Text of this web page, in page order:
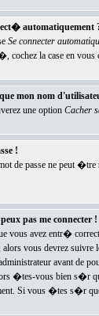
automatiquement
Se connecter
cochez la case en
mon nom
une option Cacher
!
de passe ne peut
pas me connecter !
vous avez entr�
alors vous devrez
avant de
�tes-vous bien s�r
Si vous �tes s�r